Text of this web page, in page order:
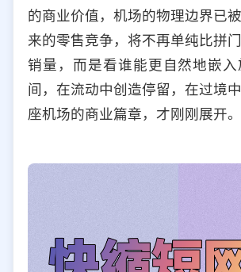
的商业价值，机场的物理边界已
来的零售竞争，将不再单纯比拼
销量，而是看谁能更自然地嵌
间，在流动中创造停留，在过境
座机场的商业篇章，才刚刚展开。